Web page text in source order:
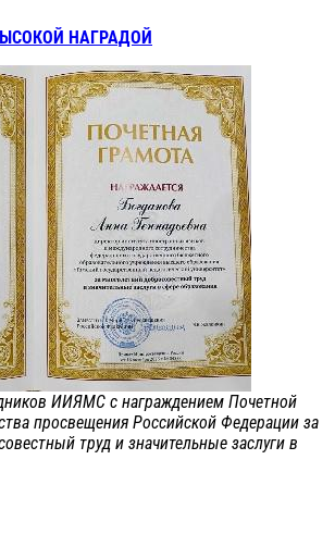
НАГРАДОЙ
ИИЯМС с награждением Почетной
просвещения Российской Федерации за
труд и значительные заслуги в